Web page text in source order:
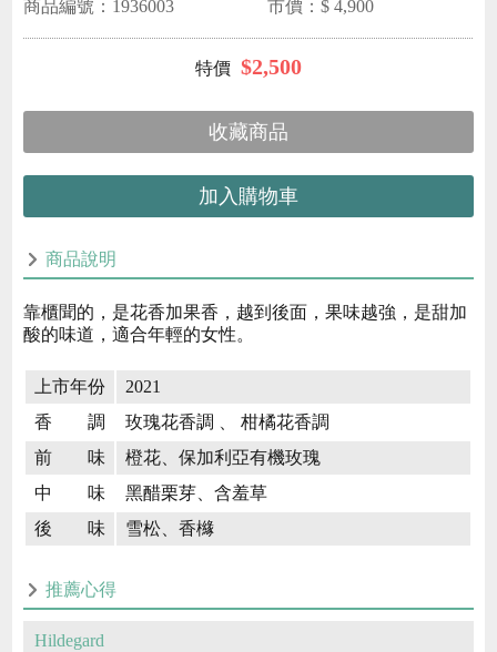
商品編號： 1936003 市價：$4,900
$2,500
收藏商品
加入購物車
商品說明
靠櫃聞的，是花香加果香，越到後面，果味越強，是甜加
酸的味道，適合年輕的女性。
上市年份
2021
香 調
玫瑰花香調 、 柑橘花香調
前 味
橙花、保加利亞有機玫瑰
中 味
黑醋栗芽、含羞草
後 味
雪松、香櫞
推薦心得
Hildegard